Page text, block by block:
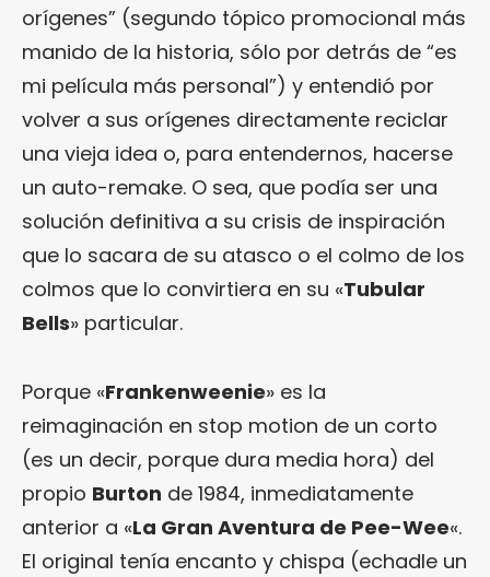
orígenes” (segundo tópico promocional más
manido de la historia, sólo por detrás de “es
mi película más personal”) y entendió por
volver a sus orígenes directamente reciclar
una vieja idea o, para entendernos, hacerse
un auto-remake. O sea, que podía ser una
solución definitiva a su crisis de inspiración
que lo sacara de su atasco o el colmo de los
colmos que lo convirtiera en su «Tubular
Bells» particular.
Porque «Frankenweenie» es la
reimaginación en stop motion de un corto
(es un decir, porque dura media hora) del
propio Burton de 1984, inmediatamente
anterior a «La Gran Aventura de Pee-Wee«.
El original tenía encanto y chispa (echadle un